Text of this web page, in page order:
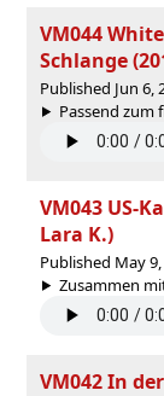
VM044
Schlange
Published Jun 6,
Passend zum
VM043 US-
Lara K.)
Published May 9,
Zusammen
VM042 In